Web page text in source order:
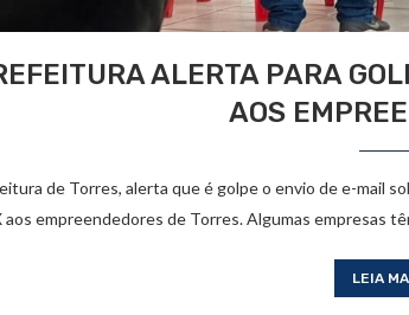
ALERTA PARA
AOS
de Torres, alerta que é golpe o envio de e-mail
aos empreendedores de Torres. Algumas empresas
LEIA